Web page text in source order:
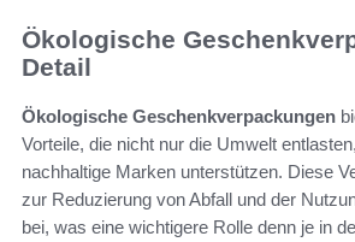
Ökologische
Detail
Ökologische Geschenkverpackungen
Vorteile, die nicht nur die Umwelt
nachhaltige Marken unterstützen. Diese
zur Reduzierung von Abfall und der
bei, was eine wichtigere Rolle denn je in